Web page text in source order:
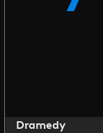
Dramedy